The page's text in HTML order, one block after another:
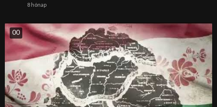
8 hónap
00